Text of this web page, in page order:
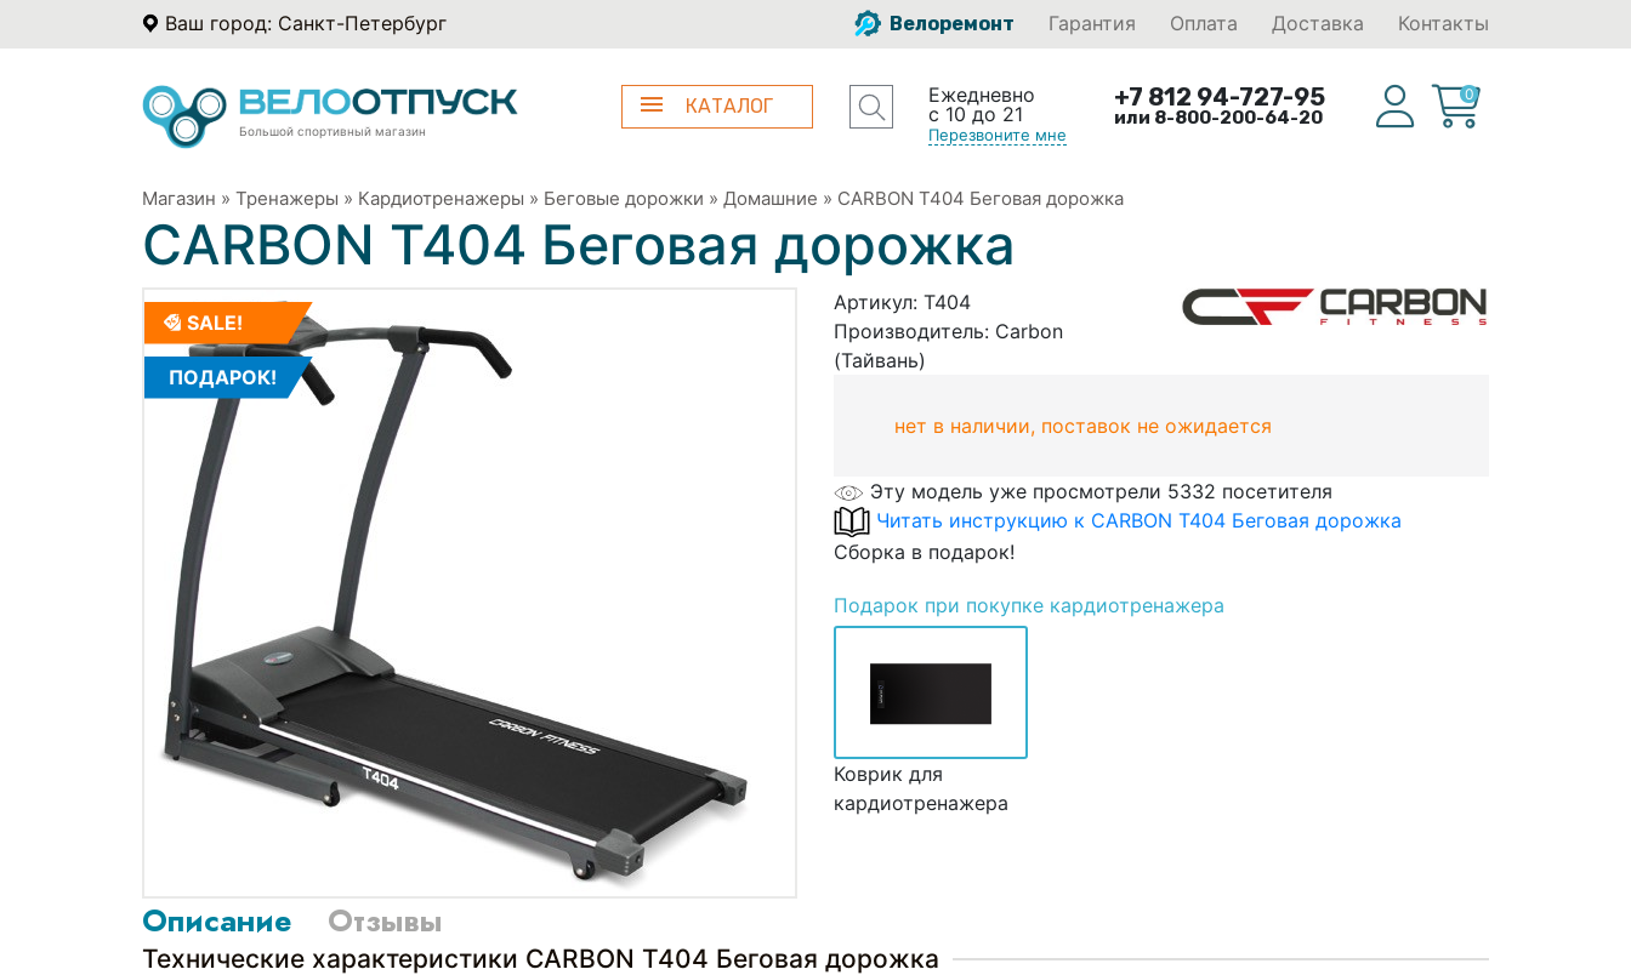
Ваш город: Санкт-Петербург Велоремонт Гарантия Оплата Доставка Контакты
Большой спортивный магазин
КАТАЛОГ
Ежедневно
с 10 до 21
Перезвоните мне
+7 812 94-727-95
или 8-800-200-64-20
0
Магазин » Тренажеры » Кардиотренажеры » Беговые дорожки » Домашние » CARBON T404 Беговая дорожка
CARBON T404 Беговая дорожка
SALE!
ПОДАРОК!
Артикул: T404
Производитель: Carbon
(Тайвань)
нет в наличии, поставок не ожидается
Эту модель уже просмотрели 5332 посетителя
Читать инструкцию к CARBON T404 Беговая дорожка
Сборка в подарок!
Подарок при покупке кардиотренажера
Коврик для
кардиотренажера
Описание Отзывы
Технические характеристики CARBON T404 Беговая дорожка